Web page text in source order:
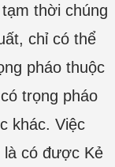
thời chúng
chỉ có thể
pháo thuộc
trọng pháo
khác. Việc
là có được Kẻ